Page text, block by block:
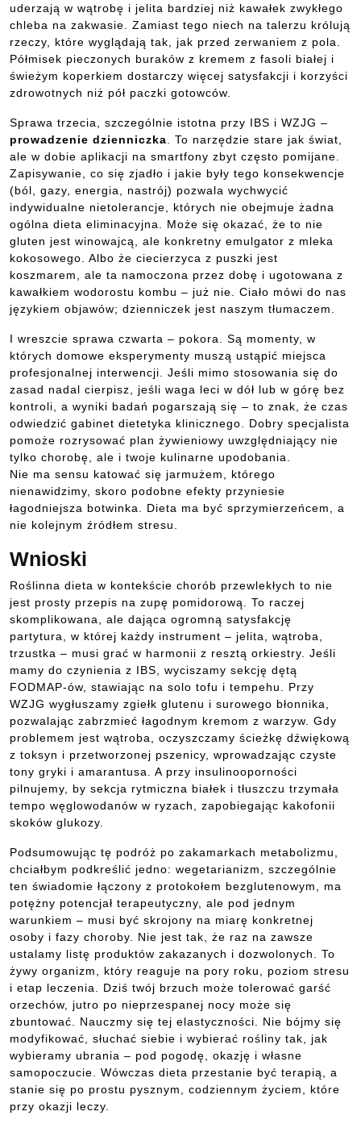
uderzają w wątrobę i jelita bardziej niż kawałek zwykłego
chleba na zakwasie. Zamiast tego niech na talerzu królują
rzeczy, które wyglądają tak, jak przed zerwaniem z pola.
Półmisek pieczonych buraków z kremem z fasoli białej i
świeżym koperkiem dostarczy więcej satysfakcji i korzyści
zdrowotnych niż pół paczki gotowców.
Sprawa trzecia, szczególnie istotna przy IBS i WZJG –
prowadzenie dzienniczka . To narzędzie stare jak świat,
ale w dobie aplikacji na smartfony zbyt często pomijane.
Zapisywanie, co się zjadło i jakie były tego konsekwencje
(ból, gazy, energia, nastrój) pozwala wychwycić
indywidualne nietolerancje, których nie obejmuje żadna
ogólna dieta eliminacyjna. Może się okazać, że to nie
gluten jest winowajcą, ale konkretny emulgator z mleka
kokosowego. Albo że ciecierzyca z puszki jest
koszmarem, ale ta namoczona przez dobę i ugotowana z
kawałkiem wodorostu kombu – już nie. Ciało mówi do nas
językiem objawów; dzienniczek jest naszym tłumaczem.
I wreszcie sprawa czwarta – pokora. Są momenty, w
których domowe eksperymenty muszą ustąpić miejsca
profesjonalnej interwencji. Jeśli mimo stosowania się do
zasad nadal cierpisz, jeśli waga leci w dół lub w górę bez
kontroli, a wyniki badań pogarszają się – to znak, że czas
odwiedzić gabinet dietetyka klinicznego. Dobry specjalista
pomoże rozrysować plan żywieniowy uwzględniający nie
tylko chorobę, ale i twoje kulinarne upodobania.
Nie ma sensu katować się jarmużem, którego
nienawidzimy, skoro podobne efekty przyniesie
łagodniejsza botwinka. Dieta ma być sprzymierzeńcem, a
nie kolejnym źródłem stresu.
Wnioski
Roślinna dieta w kontekście chorób przewlekłych to nie
jest prosty przepis na zupę pomidorową. To raczej
skomplikowana, ale dająca ogromną satysfakcję
partytura, w której każdy instrument – jelita, wątroba,
trzustka – musi grać w harmonii z resztą orkiestry. Jeśli
mamy do czynienia z IBS, wyciszamy sekcję dętą
FODMAP-ów, stawiając na solo tofu i tempehu. Przy
WZJG wygłuszamy zgiełk glutenu i surowego błonnika,
pozwalając zabrzmieć łagodnym kremom z warzyw. Gdy
problemem jest wątroba, oczyszczamy ścieżkę dźwiękową
z toksyn i przetworzonej pszenicy, wprowadzając czyste
tony gryki i amarantusa. A przy insulinooporności
pilnujemy, by sekcja rytmiczna białek i tłuszczu trzymała
tempo węglowodanów w ryzach, zapobiegając kakofonii
skoków glukozy.
Podsumowując tę podróż po zakamarkach metabolizmu,
chciałbym podkreślić jedno: wegetarianizm, szczególnie
ten świadomie łączony z protokołem bezglutenowym, ma
potężny potencjał terapeutyczny, ale pod jednym
warunkiem – musi być skrojony na miarę konkretnej
osoby i fazy choroby. Nie jest tak, że raz na zawsze
ustalamy listę produktów zakazanych i dozwolonych. To
żywy organizm, który reaguje na pory roku, poziom stresu
i etap leczenia. Dziś twój brzuch może tolerować garść
orzechów, jutro po nieprzespanej nocy może się
zbuntować. Nauczmy się tej elastyczności. Nie bójmy się
modyfikować, słuchać siebie i wybierać rośliny tak, jak
wybieramy ubrania – pod pogodę, okazję i własne
samopoczucie. Wówczas dieta przestanie być terapią, a
stanie się po prostu pysznym, codziennym życiem, które
przy okazji leczy.